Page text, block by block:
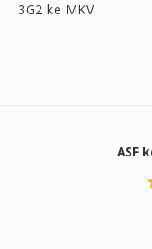
3G2 ke MKV
ASF